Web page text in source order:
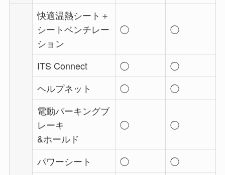
快適温熱シート＋
シートベンチレー
ション
◯ ◯
ITS Connect ◯
◯
ヘルプネット
◯
◯
電動パーキングブ
レーキ
&ホールド
◯ ◯
パワーシート ◯
◯